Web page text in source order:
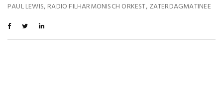
PAUL LEWIS, RADIO FILHARMONISCH ORKEST, ZATERDAGMATINEE